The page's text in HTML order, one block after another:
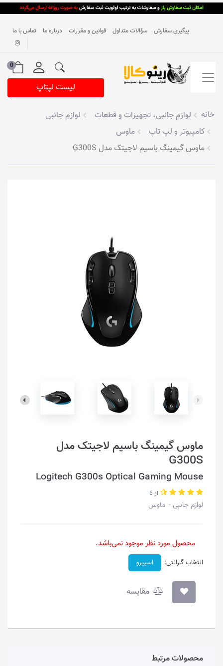
پیگیری سفارش سؤالات متداول قوانین و مقررات درباره ما تماس با ما
0
لیست لپتاپ
خانه لوازم جانبی، تجهیزات و قطعات
لوازم جانبی
کامپیوتر و لپ تاپ
ماوس
ماوس گیمینگ باسیم لاجیتک مدل G300S
ماوس گیمینگ باسیم لاجیتک مدل
G300S
Logitech G300s Optical Gaming Mouse
از 6
لوازم جانبی ماوس
محصول مورد نظر موجود نمی‌باشد.
انتخاب گارانتی: اسپیرو
مقایسه
محصولات مرتبط